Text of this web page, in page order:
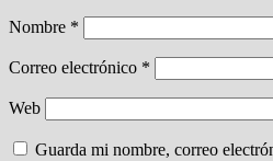
Nombre *
Correo electrónico *
Web
Guarda mi nombre, correo